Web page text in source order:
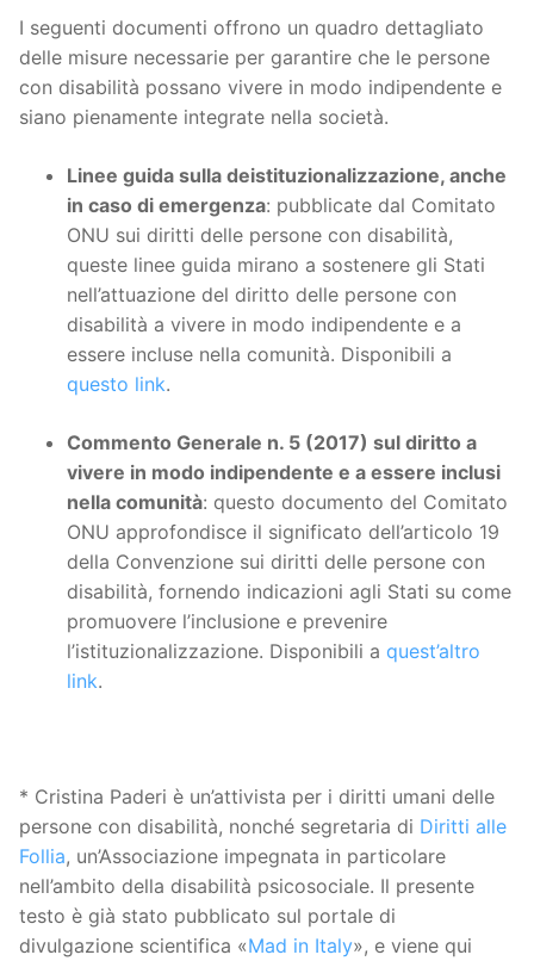
I seguenti documenti offrono un quadro dettagliato
delle misure necessarie per garantire che le persone
con disabilità possano vivere in modo indipendente e
siano pienamente integrate nella società.
Linee guida sulla deistituzionalizzazione, anche
in caso di emergenza: pubblicate dal Comitato
ONU sui diritti delle persone con disabilità,
queste linee guida mirano a sostenere gli Stati
nell’attuazione del diritto delle persone con
disabilità a vivere in modo indipendente e a
essere incluse nella comunità. Disponibili a
questo link.
Commento Generale n. 5 (2017) sul diritto a
vivere in modo indipendente e a essere inclusi
nella comunità: questo documento del Comitato
ONU approfondisce il significato dell’articolo 19
della Convenzione sui diritti delle persone con
disabilità, fornendo indicazioni agli Stati su come
promuovere l’inclusione e prevenire
l’istituzionalizzazione. Disponibili a quest’altro
link.
* Cristina Paderi è un’attivista per i diritti umani delle
persone con disabilità, nonché segretaria di Diritti alle
Follia, un’Associazione impegnata in particolare
nell’ambito della disabilità psicosociale. Il presente
testo è già stato pubblicato sul portale di
divulgazione scientifica «Mad in Italy», e viene qui